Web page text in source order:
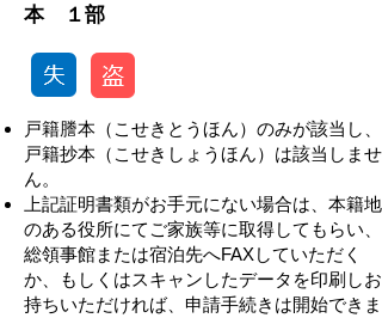
本 １部
戸籍謄本（こせきとうほん） のみが該当し、
戸籍抄本（こせきしょうほん）は該当しませ
ん。
上記証明書類がお手元にない場合は、本籍地
のある役所にてご家族等に取得してもらい、
総領事館または宿泊先へFAXしていただく
か、もしくはスキャンしたデータを印刷しお
持ちいただければ、申請手続きは開始できま